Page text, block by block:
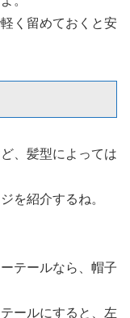
く留めておくと安
、髪型によっては
を紹介するね。
テールなら、帽子
ールにすると、左